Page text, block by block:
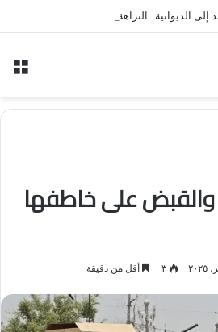
على خاطفها
٣ أقل من دقيقة